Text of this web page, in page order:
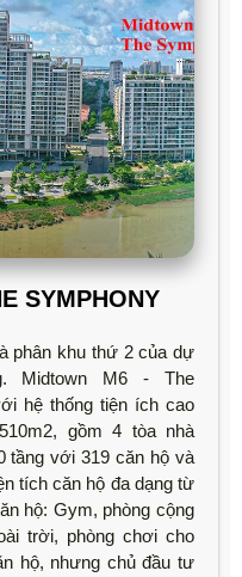
SYMPHONY
phân khu thứ 2 của dự
Midtown M6 - The
hệ thống tiện ích cao
gồm 4 tòa nhà
tầng với 319 căn hộ và
tích căn hộ đa dạng từ
hộ: Gym, phòng cộng
trời, phòng chơi cho
hộ, nhưng chủ đầu tư